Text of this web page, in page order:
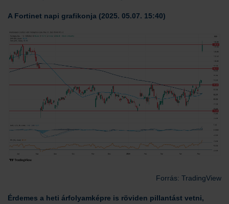
A Fortinet napi grafikonja (2025. 05.07. 15:40)
Forrás: TradingView
Érdemes a heti árfolyamképre is röviden pillantást vetni,